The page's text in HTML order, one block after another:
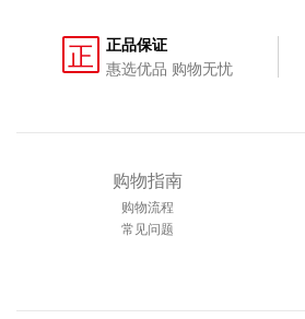
正
正品保证
惠选优品 购物无忧
购物指南
购物流程
常见问题